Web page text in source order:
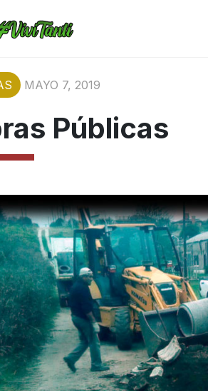
MAYO 7, 2019
Públicas